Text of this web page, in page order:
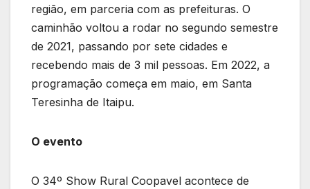
região, em parceria com as prefeituras. O
caminhão voltou a rodar no segundo semestre
de 2021, passando por sete cidades e
recebendo mais de 3 mil pessoas. Em 2022, a
programação começa em maio, em Santa
Teresinha de Itaipu.
O evento
O 34º Show Rural Coopavel acontece de